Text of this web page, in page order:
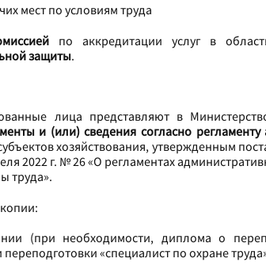
мест по условиям труда
по аккредитации услуг в
защиты.
лица представляют в
и (или) сведениясогласно регламенту
хозяйствования, утвержденным
2022 г. № 26 «О регламентах
труда».
(при необходимости, диплома о
«специалист по охране